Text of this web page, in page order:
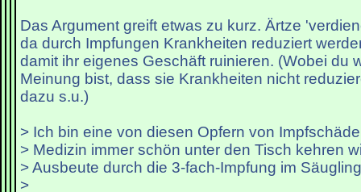
Das Argument greift etwas zu kurz. Ärtze
da durch Impfungen Krankheiten reduziert
damit ihr eigenes Geschäft ruinieren. (Wobei du
Meinung bist, dass sie Krankheiten nicht
dazu s.u.)
> Ich bin eine von diesen Opfern von
> Medizin immer schön unter den Tisch kehren
> Ausbeute durch die 3-fach-Impfung im
>